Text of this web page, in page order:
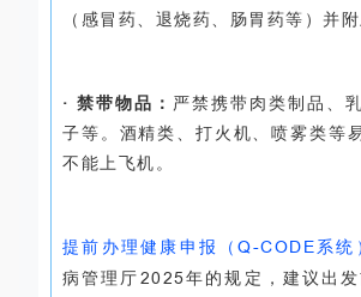
（感冒药、退烧药、肠胃药等）并
· 禁带物品： 严禁携带肉类制品、
子等。酒精类、打火机、喷雾类等
不能上飞机。
提前办理健康申报（Q-CODE系统
病管理厅2025年的规定，建议出